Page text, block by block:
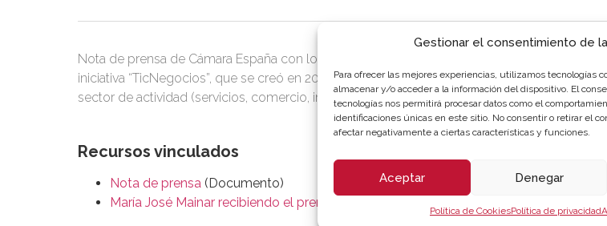
Gestionar el consentimiento de
Para ofrecer las mejores experiencias, utilizamos tecnologías
almacenar y/o acceder a la información del dispositivo. El
tecnologías nos permitirá procesar datos como el
identificaciones únicas en este sitio. No consentir o retirar el
afectar negativamente a ciertas características y funciones.
Aceptar Denegar
Política de CookiesPolítica de privacidad
Nota de prensa de Cámara España con los Premios Cámaras 2021 en el que Cámara
iniciativa “TicNegocios”, que se creó en 2016 para proporcionar a las pymes servicios de
sector de actividad (servicios, comercio, industria), convirtiendo a estas empresas en
Recursos vinculados
Nota de prensa (Documento)
María José Mainar recibiendo el premio a la Digitalización en representación de